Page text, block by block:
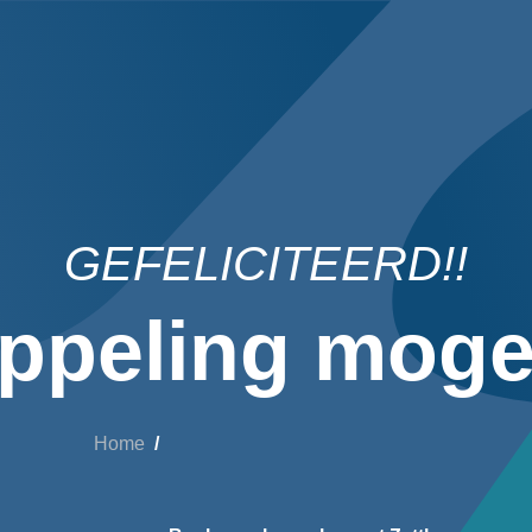
GEFELICITEERD!!
Home